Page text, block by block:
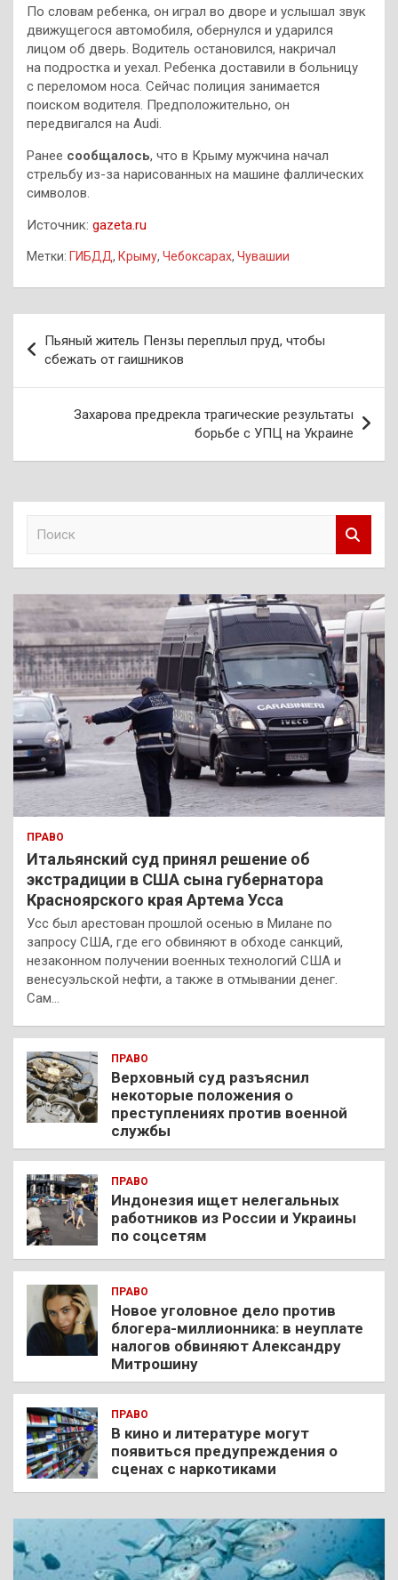
По словам ребенка, он играл во дворе и услышал звук
движущегося автомобиля, обернулся и ударился
лицом об дверь. Водитель остановился, накричал
на подростка и уехал. Ребенка доставили в больницу
с переломом носа. Сейчас полиция занимается
поиском водителя. Предположительно, он
передвигался на Audi.
Ранее сообщалось, что в Крыму мужчина начал
стрельбу из-за нарисованных на машине фаллических
символов.
Источник: gazeta.ru
Метки: ГИБДД, Крыму, Чебоксарах, Чувашии
по
записям
Пьяный житель Пензы переплыл пруд, чтобы
сбежать от гаишников
Захарова предрекла трагические результаты
борьбе с УПЦ на Украине
к
ПРАВО
Итальянский суд принял решение об
экстрадиции в США сына губернатора
Красноярского края Артема Усса
Усс был арестован прошлой осенью в Милане по
запросу США, где его обвиняют в обходе санкций,
незаконном получении военных технологий США и
венесуэльской нефти, а также в отмывании денег.
Сам…
ПРАВО
Верховный суд разъяснил
некоторые положения о
преступлениях против военной
службы
ПРАВО
Индонезия ищет нелегальных
работников из России и Украины
по соцсетям
ПРАВО
Новое уголовное дело против
блогера-миллионника: в неуплате
налогов обвиняют Александру
Митрошину
ПРАВО
В кино и литературе могут
появиться предупреждения о
сценах с наркотиками